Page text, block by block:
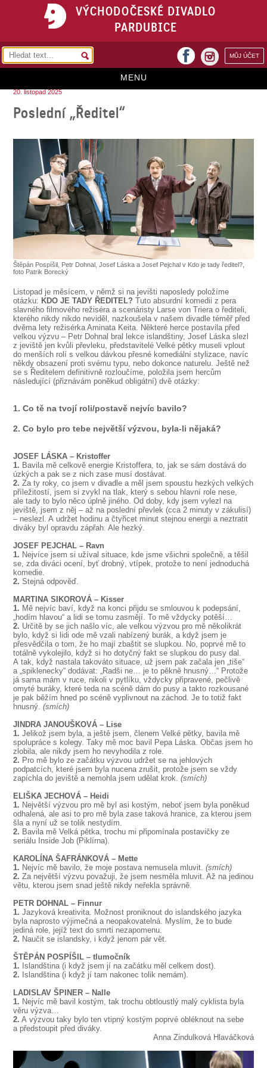
VÝCHODOČESKÉ DIVADLO
PARDUBICE
MŮJ ÚČET
facebook
MENU
REPERTOÁR
VSTUPENKY
PŘEDPLATNÉ
KONTAKTY
O DIVADLE
SOUBOR
DÁLE NABÍZÍME
20. listopad 2025
Poslední „Ředitel“
Štěpán Pospíšil, Petr Dohnal, Josef Láska a Josef Pejchal v Kdo je tady ředitel?,
foto Patrik Borecký
Listopad je měsícem, v němž si na jevišti naposledy položíme
otázku: KDO JE TADY ŘEDITEL? Tuto absurdní komedii z pera
slavného filmového režiséra a scenáristy Larse von Triera o řediteli,
kterého nikdy nikdo neviděl, nazkoušela v našem divadle téměř před
dvěma lety režisérka Aminata Keita. Některé herce postavila před
velkou výzvu – Petr Dohnal bral lekce islandštiny, Josef Láska slezl
z jeviště jen kvůli převleku, představitelé Velké pětky museli vplout
do menších rolí s velkou dávkou přesné komediální stylizace, navíc
někdy obsazení proti svému typu, nebo dokonce naturelu. Ještě než
se s Ředitelem definitivně rozloučíme, položila jsem hercům
následující (přiznávám poněkud obligátní) dvě otázky:
1. Co tě na tvojí roli/postavě nejvíc bavilo?
2. Co bylo pro tebe největší výzvou, byla-li nějaká?
JOSEF LÁSKA – Kristoffer
1. Bavila mě celkově energie Kristoffera, to, jak se sám dostává do
úzkých a pak se z nich zase musí dostávat.
2. Za ty roky, co jsem v divadle a měl jsem spoustu hezkých velkých
příležitostí, jsem si zvykl na tlak, který s sebou hlavní role nese,
ale tady to bylo něco úplně jiného. Od doby, kdy jsem vylezl na
jeviště, jsem z něj – až na poslední převlek (cca 2 minuty v zákulisí)
– neslezl. A udržet hodinu a čtyřicet minut stejnou energii a neztratit
diváky byl opravdu zápřah. Ale hezký.
JOSEF PEJCHAL – Ravn
1. Nejvíce jsem si užíval situace, kde jsme všichni společně, a těšil
se, zda diváci ocení, byť drobný, vtípek, protože to není jednoduchá
komedie.
2. Stejná odpověď.
MARTINA SIKOROVÁ – Kisser
1. Mě nejvíc baví, když na konci přijdu se smlouvou k podepsání,
„hodím hlavou“ a lidi se tomu zasmějí. To mě vždycky potěší…
2. Určitě by se jich našlo víc, ale velkou výzvou pro mě několikrát
bylo, když si lidi ode mě vzali nabízený burák, a když jsem je
přesvědčila o tom, že ho mají zbaštit se slupkou. No, poprvé mě to
totálně vykolejilo, když si ho dotyčný fakt se slupkou do pusy dal.
A tak, když nastala takováto situace, už jsem pak začala jen „tiše“
a „spiklenecky“ dodávat: „Radši ne… je to pěkně hnusný…“ Protože
já sama mám v ruce, nikoli v pytlíku, vždycky připravené, pečlivě
omyté buráky, které teda na scéně dám do pusy a takto rozkousané
je pak běžím hned po scéně vyplivnout na záchod. Je to totiž fakt
hnusný. (smích)
JINDRA JANOUŠKOVÁ – Lise
1.Jelikož jsem byla, a ještě jsem, členem Velké pětky, bavila mě
spolupráce s kolegy. Taky mě moc bavil Pepa Láska. Občas jsem ho
zlobila, ale nikdy jsem ho nevyhodila z role.
2. Pro mě bylo ze začátku výzvou udržet se na jehlových
podpatcích, které jsem byla nucena zrušit, protože jsem se vždy
zapíchla do jeviště a nemohla jsem udělat krok.(smích)
ELIŠKA JECHOVÁ – Heidi
1. Největší výzvou pro mě byl asi kostým, neboť jsem byla poněkud
odhalená, ale asi to pro mě byla zase taková hranice, za kterou jsem
šla a nyní už se tolik nestydím.
2. Bavila mě Velká pětka, trochu mi připomínala postavičky ze
seriálu Inside Job (Piklírna).
KAROLÍNA ŠAFRÁNKOVÁ – Mette
1. Nejvíc mě bavilo, že moje postava nemusela mluvit.(smích)
2. Za největší výzvu považuji, že jsem nesměla mluvit. Až na jedinou
větu, kterou jsem snad ještě nikdy neřekla správně.
PETR DOHNAL – Finnur
1.Jazyková kreativita. Možnost proniknout do islandského jazyka
byla naprosto výjimečná a neopakovatelná. Myslím, že to bude
jediná role, jejíž text do smrti nezapomenu.
2. Naučit se islandsky, i když jenom pár vět.
ŠTĚPÁN POSPÍŠIL – tlumočník
1. Islandština (i když jsem jí na začátku měl celkem dost).
2. Islandština (i když jí tam nakonec tolik nemám).
LADISLAV ŠPINER – Nalle
1. Nejvíc mě bavil kostým, tak trochu obtloustlý malý cyklista byla
věru výzva…
2. A výzvou taky bylo ten vtipný kostým poprvé obléknout na sebe
a předstoupit před diváky.
Anna Zindulková Hlaváčková